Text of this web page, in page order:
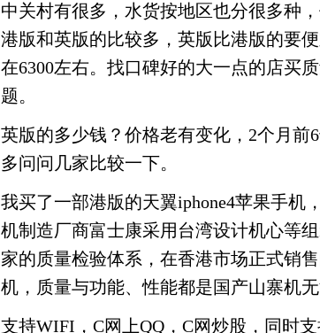
中关村有很多，水货按地区也分很多种
港版和英版的比较多，英版比港版的要
在6300左右。找口碑好的大一点的店买
题。
英版的多少钱？价格老有变化，2个月前
多问问几家比较一下。
我买了一部港版的天翼iphone4苹果手机
机制造厂商富士康采用台湾设计机心等
家的质量检验体系，在香港市场正式销
机，质量与功能、性能都是国产山寨机无
支持WIFI，C网上QQ，C网炒股，同时支